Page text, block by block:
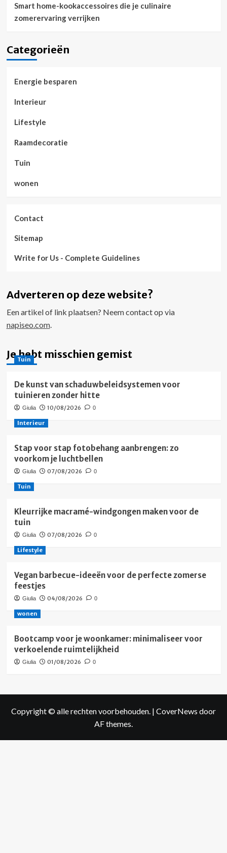
Smart home-kookaccessoires die je culinaire
zomerervaring verrijken
Categorieën
Energie besparen
Interieur
Lifestyle
Raamdecoratie
Tuin
wonen
Contact
Sitemap
Write for Us - Complete Guidelines
Adverteren op deze website?
Een artikel of link plaatsen? Neem contact op via
napiseo.com.
Je hebt misschien gemist
Tuin
De kunst van schaduwbeleidsystemen voor
tuinieren zonder hitte
Giulia 10/08/2026 0
Interieur
Stap voor stap fotobehang aanbrengen: zo
voorkom je luchtbellen
Giulia 07/08/2026 0
Tuin
Kleurrijke macramé-windgongen maken voor de
tuin
Giulia 07/08/2026 0
Lifestyle
Vegan barbecue-ideeën voor de perfecte zomerse
feestjes
Giulia 04/08/2026 0
wonen
Bootcamp voor je woonkamer: minimaliseer voor
verkoelende ruimtelijkheid
Giulia 01/08/2026 0
Copyright © alle rechten voorbehouden. | CoverNews door
AF themes.